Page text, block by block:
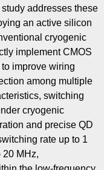
addresses these
an active silicon
cryogenic
implement CMOS
improve wiring
among multiple
switching
cryogenic
and precise QD
rate up to 1
20 MHz,